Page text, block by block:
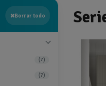
Borrar todo
(7)
(7)